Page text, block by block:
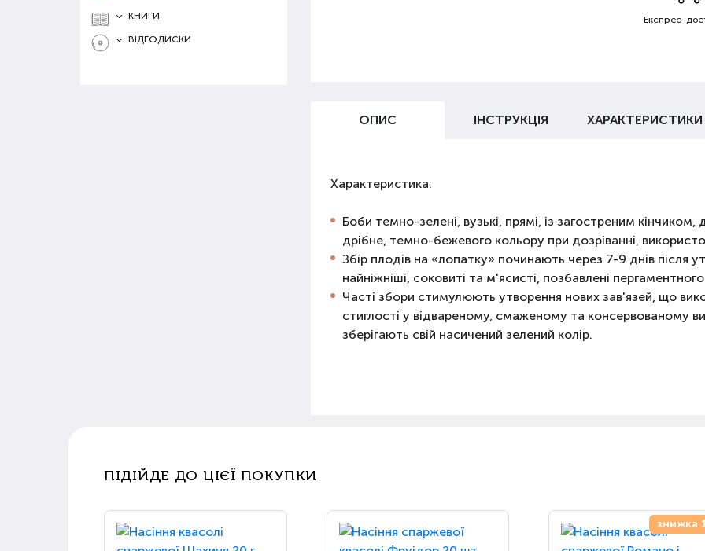
КНИГИ
ВІДЕОДИСКИ
Експрес-
ОПИС ІНСТРУКЦІЯ ХАРАКТЕРИСТИКИ
Характеристика:
Боби темно-зелені, вузькі, прямі, із загостреним
дрібне, темно-бежевого кольору при дозріванні,
Збір плодів на «лопатку» починають через 7-9 днів після
найніжніші, соковиті та м'ясисті, позбавлені
Часті збори стимулюють утворення нових зав'язей, що
стиглості у відвареному, смаженому та консервованому
зберігають свій насичений зелений колір.
ПІДІЙДЕ ДО ЦІЄЇ ПОКУПКИ
знижка